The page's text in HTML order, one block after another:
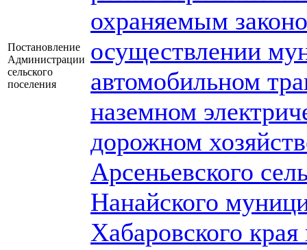
Постановление
Администрации
сельского
поселения
охраняемым
осуществлении
автомобильном
наземном
дорожном
Арсеньевского
Нанайского
Хабаровского